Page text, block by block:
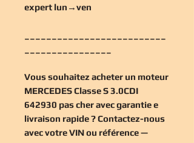
expert lun→ven
Vous souhaitez acheter un moteur
MERCEDES Classe S 3.0CDI
642930 pas cheravec garantie e
livraison rapide ? Contactez-nous
avec votre VIN ou référence —